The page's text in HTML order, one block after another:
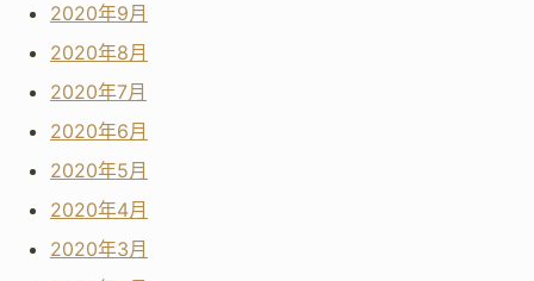
2020年9月
2020年8月
2020年7月
2020年6月
2020年5月
2020年4月
2020年3月